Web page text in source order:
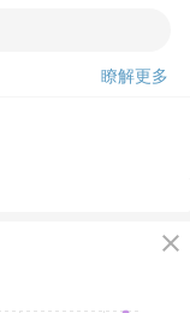
瞭解更多
close